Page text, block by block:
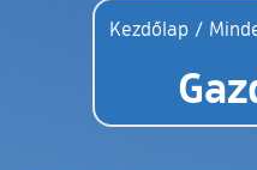
Kezdőlap /